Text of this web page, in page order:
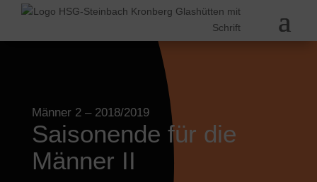
Männer 2– 2018/2019
Saisonende für die
Männer II